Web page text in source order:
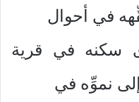
في أحوال
سكنه في قرية
نموِّه في